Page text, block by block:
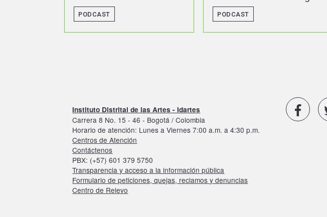
PODCAST
la ciudad
Instituto Distrital de las Artes - Idartes
Carrera 8 No. 15 - 46 - Bogotá / Colombia
Horario de atención: Lunes a Viernes 7:00 a.m. a 4:30 p.m.
Centros de Atención
Contáctenos
PBX: (+57) 601 379 5750
Transparencia y acceso a la información pública
Formulario de peticiones, quejas, reclamos y denuncias
Centro de Relevo